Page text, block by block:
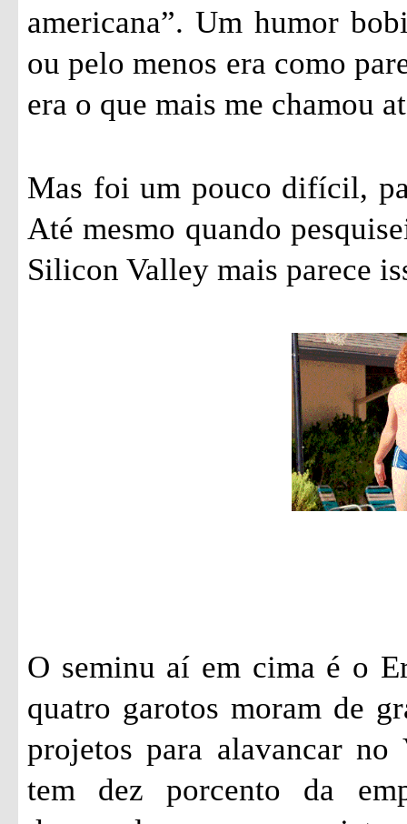
americana”. Um humor
ou pelo menos era como
era o que mais me chamou
Mas foi um pouco difícil,
Até mesmo quando
Silicon Valley mais parece
O seminu aí em cima é o
quatro garotos moram de
projetos para alavancar
tem dez porcento da